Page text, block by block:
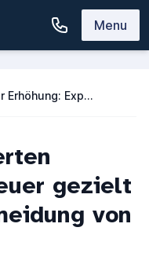
Menu
Tabaksteuer Erhöhung: Experten fordern schadensadaptierte Steuer
gezielt
von